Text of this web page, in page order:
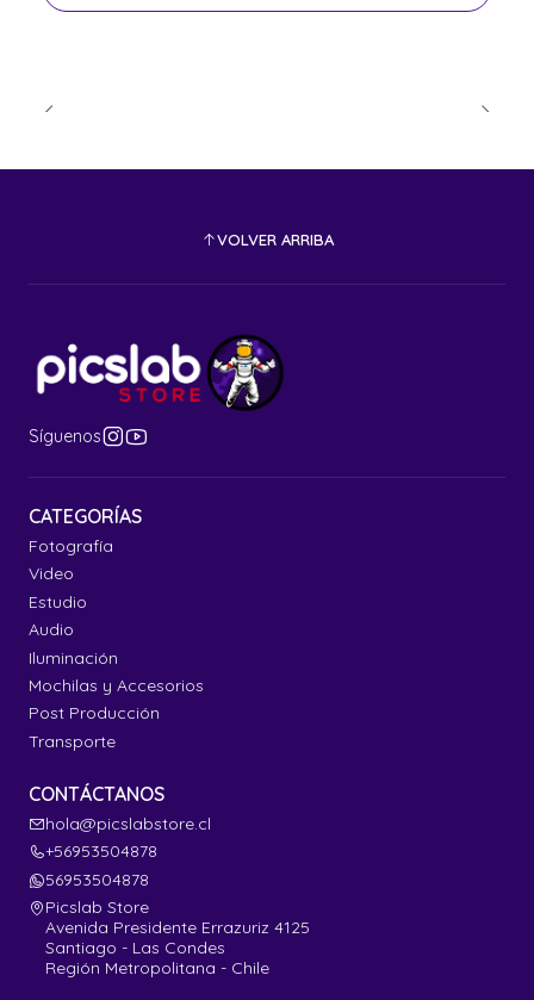
VOLVER ARRIBA
Síguenos
CATEGORÍAS
Fotografía
Video
Estudio
Audio
Iluminación
Mochilas y Accesorios
Post Producción
Transporte
CONTÁCTANOS
hola@picslabstore.cl
+56953504878
56953504878
Picslab Store
Avenida Presidente Errazuriz 4125
Santiago - Las Condes
Región Metropolitana - Chile